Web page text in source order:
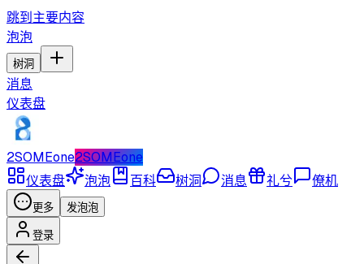
跳到主要内容
泡泡
树洞
消息
仪表盘
2SOMEone2SOMEone
仪表盘
泡泡 百科 树洞 消息 礼兮 僚机
更多 发泡泡
登录